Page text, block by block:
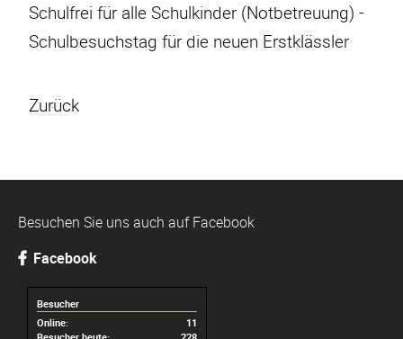
Schulfrei für alle Schulkinder (Notbetreuung) -
Schulbesuchstag für die neuen Erstklässler
Zurück
Besuchen Sie uns auch auf Facebook
Facebook
Besucher
Online:
11